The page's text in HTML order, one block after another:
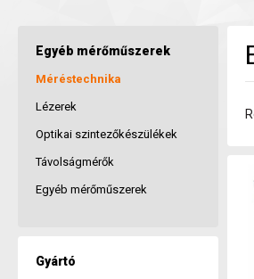
Egyéb mérőműszerek
Méréstechnika
Lézerek
Optikai szintezőkészülékek
Távolságmérők
Egyéb mérőműszerek
Gyártó